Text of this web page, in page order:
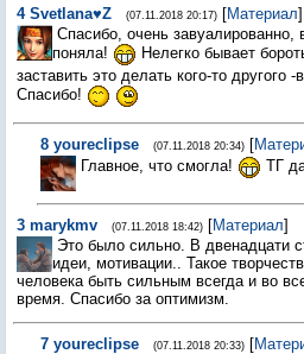
4 Svetlana♥Z (07.11.2018 20:17) [Материал]
Спасибо, очень завуалированно,
поняла!
Нелегко бывает
заставить это делать кого-то другого
Спасибо!
8 youreclipse (07.11.2018 20:34) [
Главное, что смогла!
ТГ
3 marykmv (07.11.2018 18:42) [Материал]
Это было сильно. В двенадцати
идеи, мотивации.. Такое
человека быть сильным всегда и во
время. Спасибо за оптимизм.
7 youreclipse (07.11.2018 20:33) [